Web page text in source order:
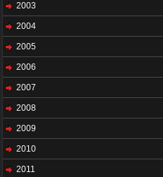
2003
2004
2005
2006
2007
2008
2009
2010
2011